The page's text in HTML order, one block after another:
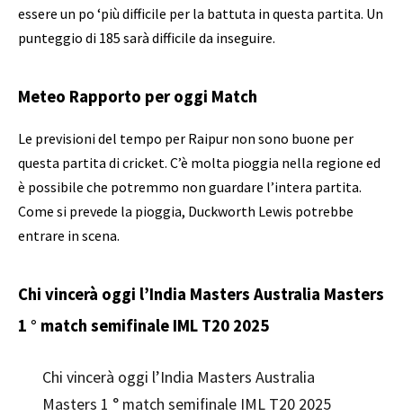
essere un po ‘più difficile per la battuta in questa partita. Un
punteggio di 185 sarà difficile da inseguire.
Meteo Rapporto per oggi Match
Le previsioni del tempo per Raipur non sono buone per
questa partita di cricket. C’è molta pioggia nella regione ed
è possibile che potremmo non guardare l’intera partita.
Come si prevede la pioggia, Duckworth Lewis potrebbe
entrare in scena.
Chi vincerà oggi l’India Masters Australia Masters
1 ° match semifinale IML T20 2025
Chi vincerà oggi l’India Masters Australia
Masters 1 ° match semifinale IML T20 2025